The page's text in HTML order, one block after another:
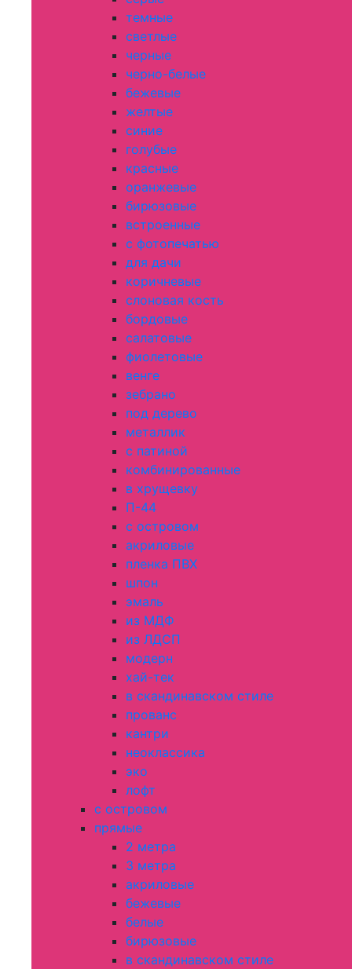
темные
светлые
черные
черно-белые
бежевые
желтые
синие
голубые
красные
оранжевые
бирюзовые
встроенные
с фотопечатью
для дачи
коричневые
слоновая кость
бордовые
салатовые
фиолетовые
венге
зебрано
под дерево
металлик
с патиной
комбинированные
в хрущевку
П-44
с островом
акриловые
пленка ПВХ
шпон
эмаль
из МДФ
из ЛДСП
модерн
хай-тек
в скандинавском стиле
прованс
кантри
неоклассика
эко
лофт
с островом
прямые
2 метра
3 метра
акриловые
бежевые
белые
бирюзовые
в скандинавском стиле